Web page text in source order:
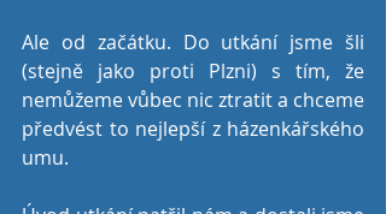
Ale od začátku. Do utkání jsme šli
(stejně jako proti Plzni) s tím, že
nemůžeme vůbec nic ztratit a chceme
předvést to nejlepší z házenkářského
umu.